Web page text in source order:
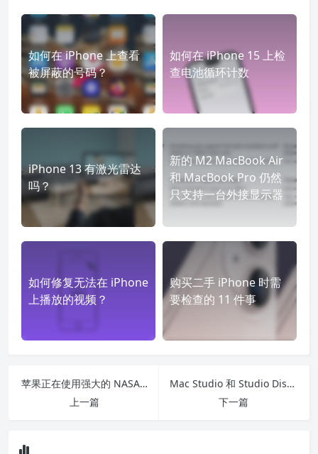
如何在 iPhone 上查看
被屏蔽的号码？
如何在 iPhone 15 上检
查电池循环计数
iPhone 13 有激光雷达
吗？
新的 M2 MacBook Air
和 MacBook Pro 仍然
只支持一台外接显示器
如何修复无法在 iPhone
上播放的视频？
购买二手 iPhone 时需
要检查的 11 件事
苹果正在使用强大的 NASA 软件来展示 Mac Studio 的性能
上一篇
Mac Studio 和 Studio Display 发布后预计发货时间会推迟到 5 月
下一篇